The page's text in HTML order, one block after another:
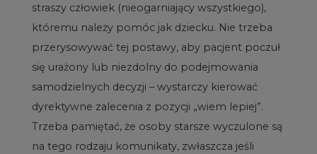
straszy człowiek (nieogarniający wszystkiego),
któremu należy pomóc jak dziecku. Nie trzeba
przerysowywać tej postawy, aby pacjent poczuł
się urażony lub niezdolny do podejmowania
samodzielnych decyzji – wystarczy kierować
dyrektywne zalecenia z pozycji „wiem lepiej”.
Trzeba pamiętać, że osoby starsze wyczulone są
na tego rodzaju komunikaty, zwłaszcza jeśli